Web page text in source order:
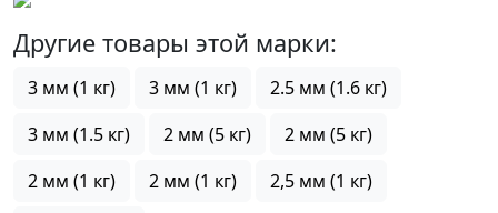
Другие товары этой марки:
3 мм (1 кг) 3 мм (1 кг)
2.5 мм (1.6 кг)
3 мм (1.5 кг)
2 мм (5 кг)
2 мм (5 кг)
2 мм (1 кг)
2 мм (1 кг)
2,5 мм (1 кг)